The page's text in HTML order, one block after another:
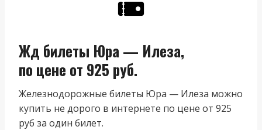
Жд билеты Юра — Илеза,
по цене от 925 руб.
Железнодорожные билеты Юра — Илеза можно
купить не дорого в интернете по цене от 925
руб за один билет.